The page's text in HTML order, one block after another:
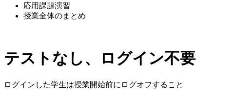
応用課題演習
授業全体のまとめ
テストなし、ログイン不要
ログインした学生は授業開始前にログオフすること